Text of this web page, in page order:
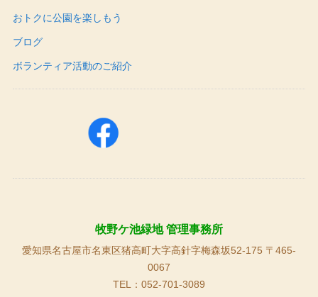
おトクに公園を楽しもう
ブログ
ボランティア活動のご紹介
牧野ケ池緑地 管理事務所
愛知県名古屋市名東区猪高町大字高針字梅森坂52-175 〒465-
0067
TEL：052-701-3089